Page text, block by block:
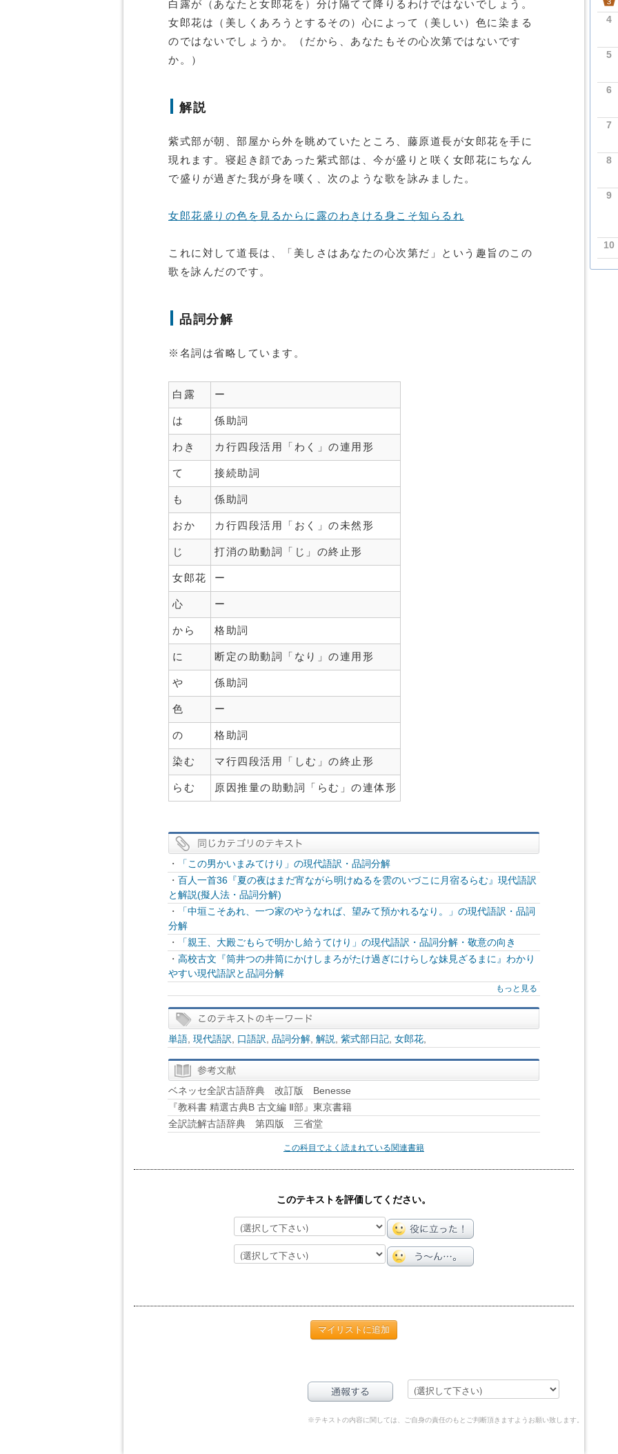
白露が（あなたと女郎花を）分け隔てて降りるわけではないでしょう。
女郎花は（美しくあろうとするその）心によって（美しい）色に染まる
のではないでしょうか。（だから、あなたもその心次第ではないです
か。）
解説
紫式部が朝、部屋から外を眺めていたところ、藤原道長が女郎花を手に
現れます。寝起き顔であった紫式部は、今が盛りと咲く女郎花にちなん
で盛りが過ぎた我が身を嘆く、次のような歌を詠みました。
女郎花盛りの色を見るからに露のわきける身こそ知らるれ
これに対して道長は、「美しさはあなたの心次第だ」という趣旨のこの
歌を詠んだのです。
品詞分解
※名詞は省略しています。
白露 ー
は 係助詞
わき カ行四段活用「わく」の連用形
て 接続助詞
も 係助詞
おか カ行四段活用「おく」の未然形
じ 打消の助動詞「じ」の終止形
女郎花 ー
心 ー
から 格助詞
に 断定の助動詞「なり」の連用形
や 係助詞
色 ー
の 格助詞
染む マ行四段活用「しむ」の終止形
らむ 原因推量の助動詞「らむ」の連体形
・
「この男かいまみてけり」の現代語訳・品詞分解
・ 百人一首36『夏の夜はまだ宵ながら明けぬるを雲のいづこに月宿るらむ』現代語訳
と解説(擬人法・品詞分解)
・
「中垣こそあれ、一つ家のやうなれば、望みて預かれるなり。」の現代語訳・品詞
分解
・
「親王、大殿ごもらで明かし給うてけり」の現代語訳・品詞分解・敬意の向き
・ 高校古文『筒井つの井筒にかけしまろがたけ過ぎにけらしな妹見ざるまに』わかり
やすい現代語訳と品詞分解
もっと見る
単語 現代語訳 口語訳 品詞分解 解説 紫式部日記 女郎花
ベネッセ全訳古語辞典 改訂版 Benesse
『教科書 精選古典B 古文編 Ⅱ部』東京書籍
全訳読解古語辞典 第四版 三省堂
この科目でよく読まれている関連書籍
このテキストを評価してください。
マイリストに追加
※テキストの内容に関しては、ご自身の責任のもとご判断頂きますようお願い致します。
4
5
6
7
8
9
10